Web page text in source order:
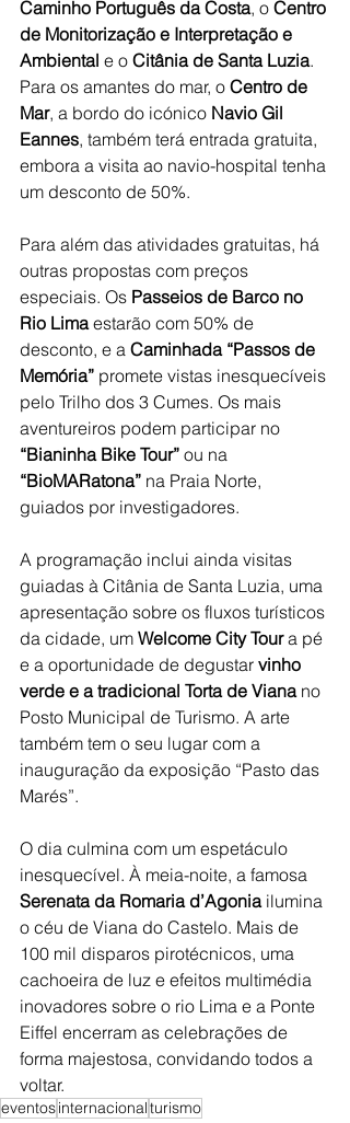
Caminho Português da Costa, o Centro
de Monitorização e Interpretação e
Ambiental e o Citânia de Santa Luzia.
Para os amantes do mar, o Centro de
Mar, a bordo do icónico Navio Gil
Eannes, também terá entrada gratuita,
embora a visita ao navio-hospital tenha
um desconto de 50%.
Para além das atividades gratuitas, há
outras propostas com preços
especiais. Os Passeios de Barco no
Rio Lima estarão com 50% de
desconto, e a Caminhada “Passos de
Memória” promete vistas inesquecíveis
pelo Trilho dos 3 Cumes. Os mais
aventureiros podem participar no
“Bianinha Bike Tour” ou na
“BioMARatona” na Praia Norte,
guiados por investigadores.
A programação inclui ainda visitas
guiadas à Citânia de Santa Luzia, uma
apresentação sobre os fluxos turísticos
da cidade, um Welcome City Tour a pé
e a oportunidade de degustar vinho
verde e a tradicional Torta de Viana no
Posto Municipal de Turismo. A arte
também tem o seu lugar com a
inauguração da exposição “Pasto das
Marés”.
O dia culmina com um espetáculo
inesquecível. À meia-noite, a famosa
Serenata da Romaria d’Agonia ilumina
o céu de Viana do Castelo. Mais de
100 mil disparos pirotécnicos, uma
cachoeira de luz e efeitos multimédia
inovadores sobre o rio Lima e a Ponte
Eiffel encerram as celebrações de
forma majestosa, convidando todos a
voltar.
eventosinternacionalturismo